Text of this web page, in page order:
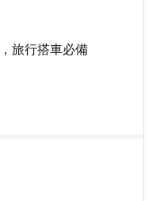
， 旅行搭車必備